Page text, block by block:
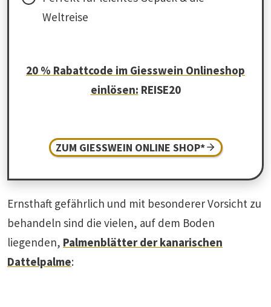
Weltreise
20 % Rabattcode im Giesswein Onlineshop
einlösen: REISE20
ZUM GIESSWEIN ONLINE SHOP*
Ernsthaft gefährlich und mit besonderer Vorsicht zu
behandeln sind die vielen, auf dem Boden
liegenden, Palmenblätter der kanarischen
Dattelpalme: